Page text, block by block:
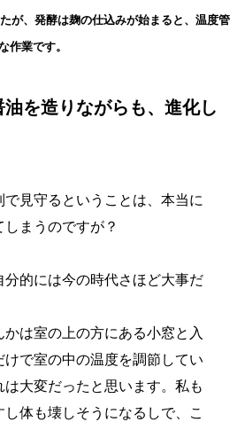
が、発酵は麹の仕込みが始まると、温度管
作業です。
を造りながらも、進化し
で見守るということは、本当に
まうのですが？
分的には今の時代さほど大事だ
は室の上の方にある小窓と入
で室の中の温度を調節してい
大変だったと思います。私も
体も壊しそうになるしで、こ